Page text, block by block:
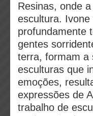
Resinas, onde
escultura.
profundamente
gentes
terra, formam a
esculturas que
emoções,
expressões de
trabalho de